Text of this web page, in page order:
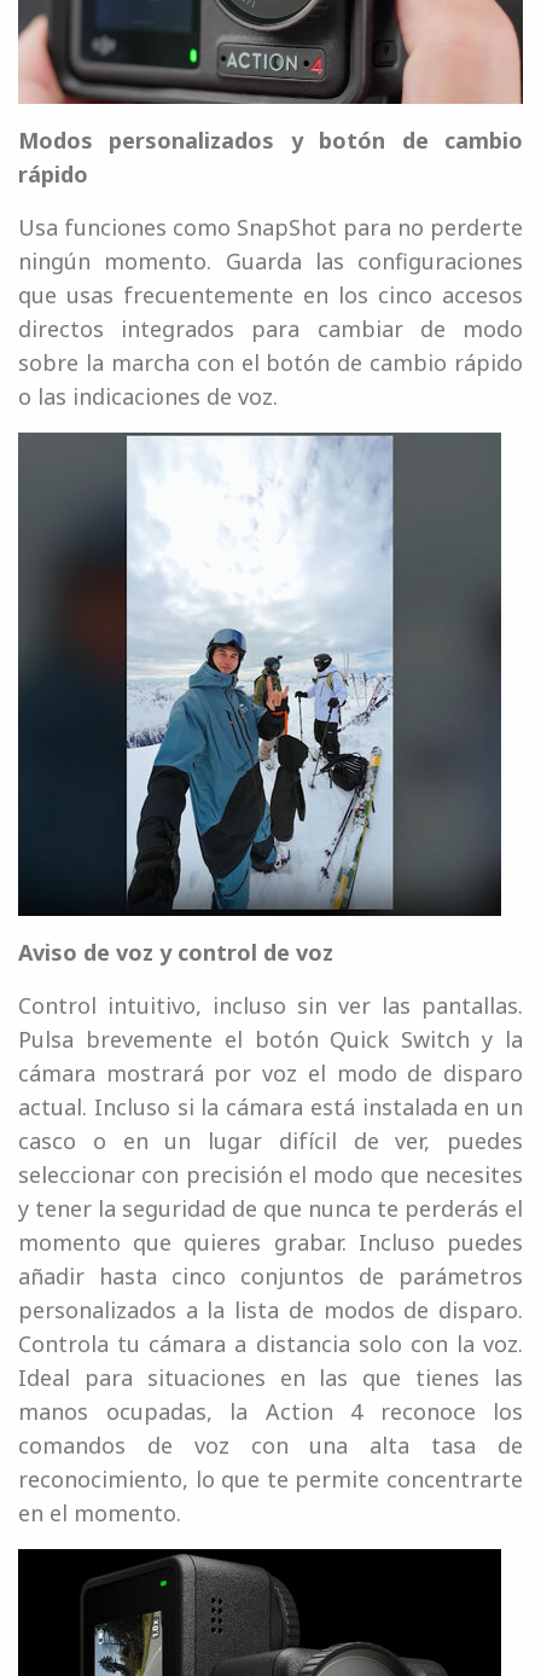
Modos personalizados y botón de cambio
rápido
Usa funciones como SnapShot para no perderte
ningún momento. Guarda las configuraciones
que usas frecuentemente en los cinco accesos
directos integrados para cambiar de modo
sobre la marcha con el botón de cambio rápido
o las indicaciones de voz.
Aviso de voz y control de voz
Control intuitivo, incluso sin ver las pantallas.
Pulsa brevemente el botón Quick Switch y la
cámara mostrará por voz el modo de disparo
actual. Incluso si la cámara está instalada en un
casco o en un lugar difícil de ver, puedes
seleccionar con precisión el modo que necesites
y tener la seguridad de que nunca te perderás el
momento que quieres grabar. Incluso puedes
añadir hasta cinco conjuntos de parámetros
personalizados a la lista de modos de disparo.
Controla tu cámara a distancia solo con la voz.
Ideal para situaciones en las que tienes las
manos ocupadas, la Action 4 reconoce los
comandos de voz con una alta tasa de
reconocimiento, lo que te permite concentrarte
en el momento.